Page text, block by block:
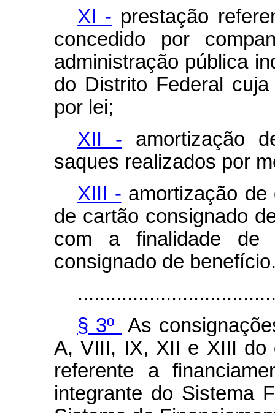
XI - prestação
concedido por
administração pública
do Distrito Federal
por lei;
XII - amortização
saques realizados por
XIII - amortização
de cartão consignado
com a finalidade de
consignado de
§ 3º
As
A, VIII, IX, XII e XIII do
referente a
integrante do Sistema